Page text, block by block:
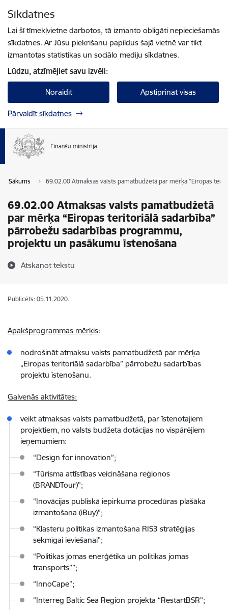
Sīkdatnes
Lai šī tīmekļvietne darbotos, tā izmanto obligāti nepieciešamās
sīkdatnes. Ar Jūsu piekrišanu papildus šajā vietnē var tikt
izmantotas statistikas un sociālo mediju sīkdatnes.
Lūdzu, atzīmējiet savu izvēli:
Noraidīt Apstiprināt visas
Pārvaldīt sīkdatnes
Sākums 69.02.00 Atmaksas valsts pamatbudžetā par mērķa “Eiropas
69.02.00 Atmaksas valsts pamatbudžetā
par mērķa “Eiropas teritoriālā sadarbība”
pārrobežu sadarbības programmu,
projektu un pasākumu īstenošana
Atskaņot tekstu
Publicēts: 05.11.2020.
Apakšprogrammas mērķis:
nodrošināt atmaksu valsts pamatbudžetā par mērķa
„Eiropas teritoriālā sadarbība” pārrobežu sadarbības
projektu īstenošanu.
Galvenās aktivitātes:
veikt atmaksas valsts pamatbudžetā, par īstenotajiem
projektiem, no valsts budžeta dotācijas no vispārējiem
ieņēmumiem:
“Design for innovation”;
“Tūrisma attīstības veicināšana reģionos
(BRANDTour)”;
“Inovācijas publiskā iepirkuma procedūras plašāka
izmantošana (iBuy)”;
“Klasteru politikas izmantošana RIS3 stratēģijas
sekmīgai ieviešanai”;
“Politikas jomas enerģētika un politikas jomas
transports””;
“InnoCape”;
“Interreg Baltic Sea Region projektā “RestartBSR”;